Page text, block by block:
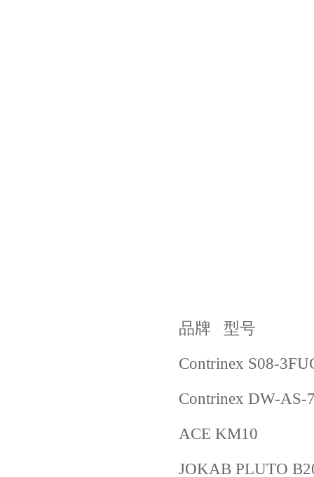
品牌 型号
Contrinex S08-
Contrinex DW-AS-
ACE KM10
JOKAB PLUTO